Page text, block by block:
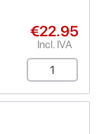
€22.95
Incl. IVA